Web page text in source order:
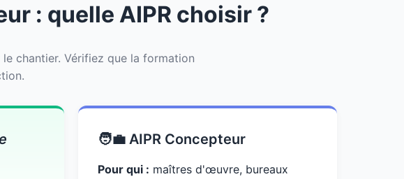
: quelle AIPR choisir ?
chantier. Vérifiez que la formation
🧑‍💼 AIPR Concepteur
Pour qui : maîtres d'œuvre, bureaux